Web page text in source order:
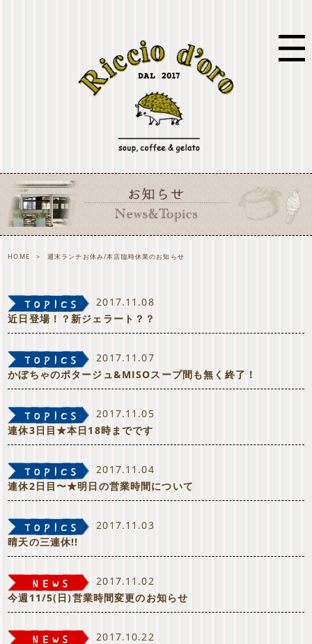
HOME > 週末ランチお休み/本店臨時休業のお知らせ
2017.11.08
近日登場！？新ジェラート？？
2017.11.07
かぼちゃのポタージュ&MISOスープ間も無く終了！
2017.11.05
連休3日目★本日18時までです
2017.11.04
連休2日目〜★明日の営業時間について
2017.11.03
晴天の三連休!!
2017.11.02
今週11/5(日)営業時間変更のお知らせ
2017.10.22